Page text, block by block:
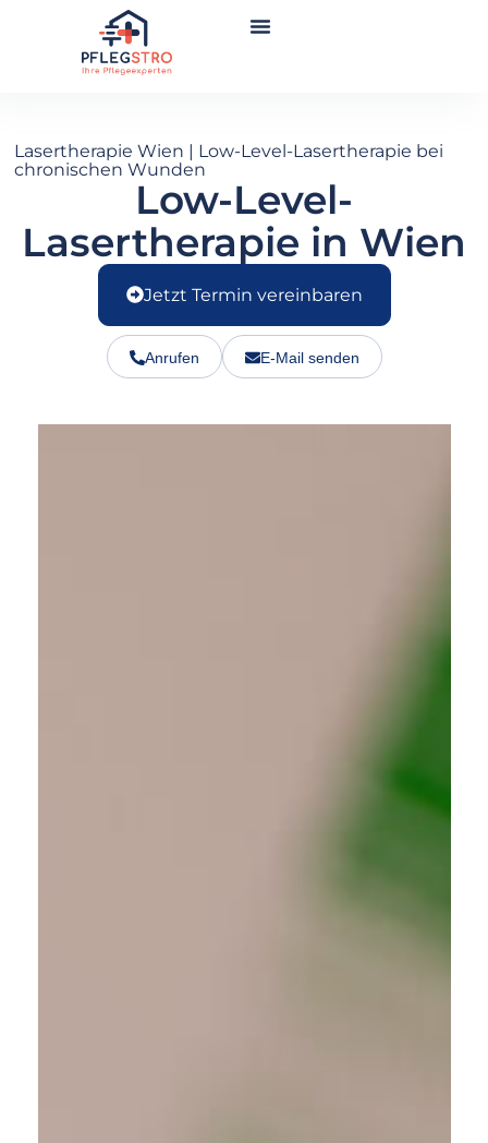
Lasertherapie Wien | Low-Level-Lasertherapie bei
chronischen Wunden
Low-Level-
Lasertherapie in Wien
Jetzt Termin vereinbaren
Anrufen E-Mail senden